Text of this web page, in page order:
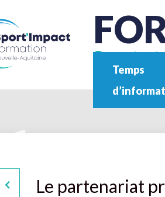
Sport et
Temps
Le partenariat